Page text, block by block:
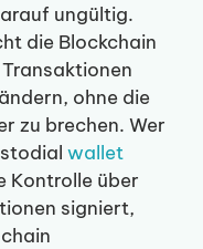
ungültig.
die Blockchain
ohne die
zu brechen. Wer
wallet
Kontrolle über
signiert,